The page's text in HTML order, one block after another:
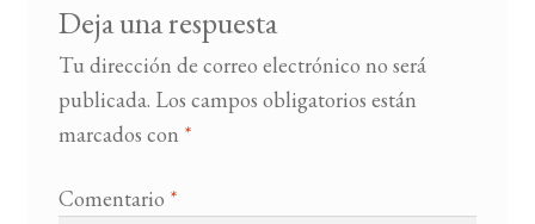
CONTACTO
MI CUENTA
Deja una respuesta
Tu dirección de correo electrónico no será
publicada. Los campos obligatorios están
marcados con *
Comentario *